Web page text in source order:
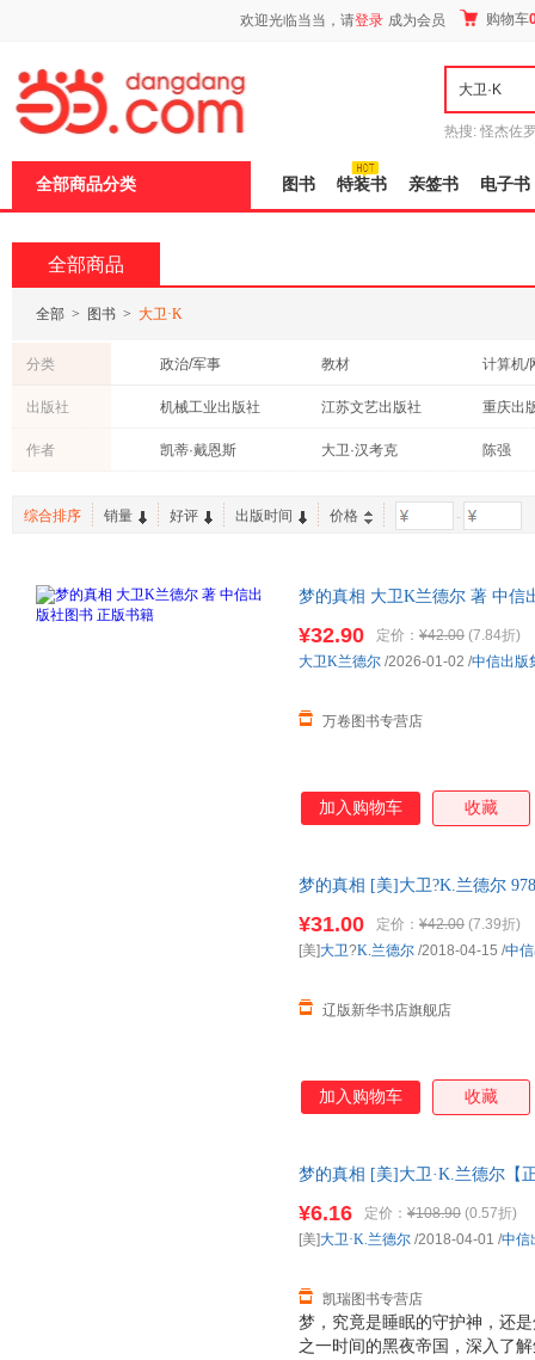
欢迎光临当当，请登录 成为会员 购物车
热搜: 怪杰佐
全部商品分类 图书 特装书 亲签书 电子书
全部商品
全部 > 图书 > 大卫·K
分类 政治/军事 教材
计算机/
管理
心理学
童书
保健/养
出版社 机械工业出版社 江苏文艺出版社
重庆出
中信出版社
未来出
东北财经大学出版社
人民邮电出版社 上海三
作者 凯蒂·戴恩斯 大卫·汉考克
陈强
肯·布朗
杰弗瑞
综合排序 销量 好评 出版时间 价格 -
梦的真相 大卫K兰德尔 著 中信
¥32.90 定价： ¥42.00 (7.84折)
万卷图书专营店
大卫K兰德尔 /2026-01-02 /中信出版
加入购物车 收藏
梦的真相 [美]大卫?K.兰德尔
¥31.00 定价： ¥42.00 (7.39折)
辽版新华书店旗舰店
[美]大卫?K.兰德尔 /2018-04-15 /中
加入购物车 收藏
梦的真相 [美]大卫·K.兰德尔【
梦，究竟是睡眠的守护神，还
之一时间的黑夜帝国，深入了
¥6.16 定价： ¥108.90 (0.57折)
凯瑞图书专营店
[美]大卫·K.兰德尔 /2018-04-01 /中信
页
加